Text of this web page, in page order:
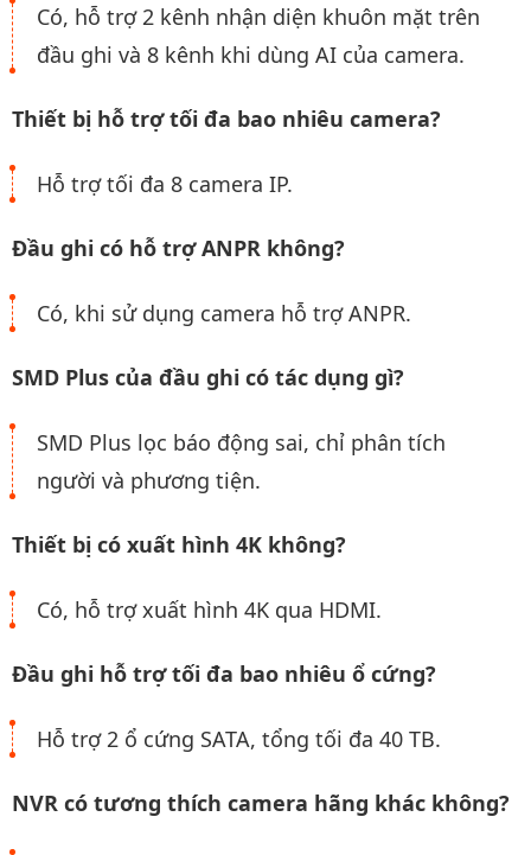
Có, hỗ trợ 2 kênh nhận diện khuôn mặt trên
đầu ghi và 8 kênh khi dùng AI của camera.
Thiết bị hỗ trợ tối đa bao nhiêu camera?
Hỗ trợ tối đa 8 camera IP.
Đầu ghi có hỗ trợ ANPR không?
Có, khi sử dụng camera hỗ trợ ANPR.
SMD Plus của đầu ghi có tác dụng gì?
SMD Plus lọc báo động sai, chỉ phân tích
người và phương tiện.
Thiết bị có xuất hình 4K không?
Có, hỗ trợ xuất hình 4K qua HDMI.
Đầu ghi hỗ trợ tối đa bao nhiêu ổ cứng?
Hỗ trợ 2 ổ cứng SATA, tổng tối đa 40 TB.
NVR có tương thích camera hãng khác không?